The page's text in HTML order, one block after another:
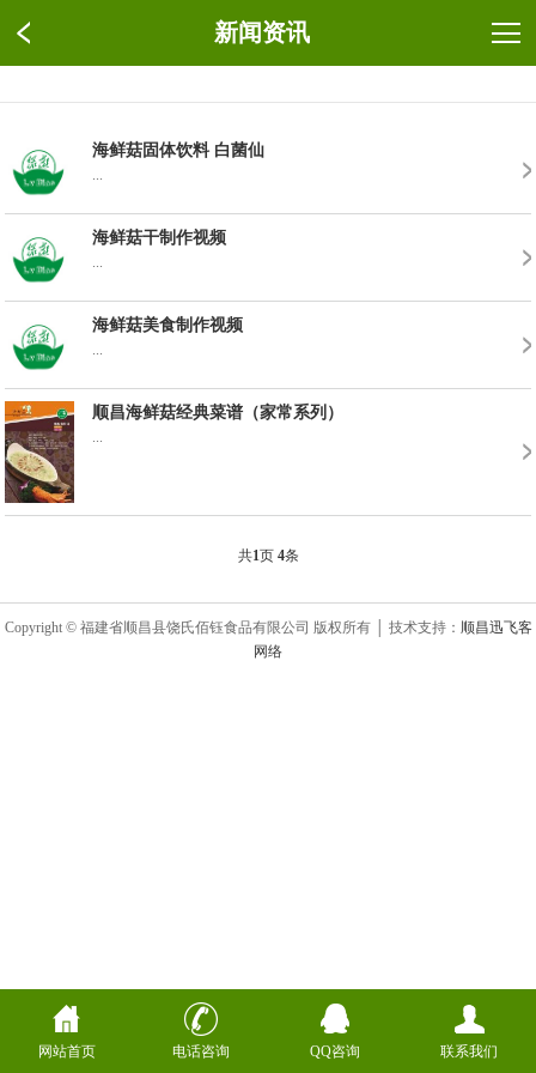
新闻资讯
海鲜菇固体饮料 白菌仙
...
海鲜菇干制作视频
...
海鲜菇美食制作视频
...
顺昌海鲜菇经典菜谱（家常系列）
...
共1页 4条
Copyright © 福建省顺昌县饶氏佰钰食品有限公司 版权所有 │ 技术支持： 顺昌迅飞客
网络
网站首页 电话咨询 QQ咨询 联系我们